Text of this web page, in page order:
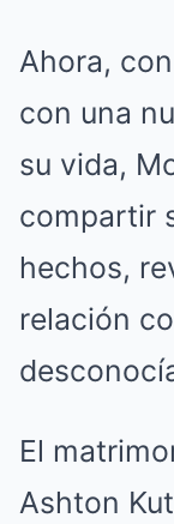
Ahora,
con una
su vida,
compartir
hechos,
relación
El
Ashton